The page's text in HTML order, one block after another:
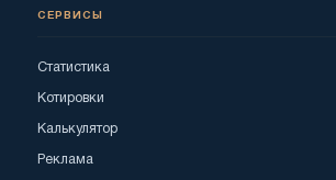
СЕРВИСЫ
Статистика
Котировки
Калькулятор
Реклама